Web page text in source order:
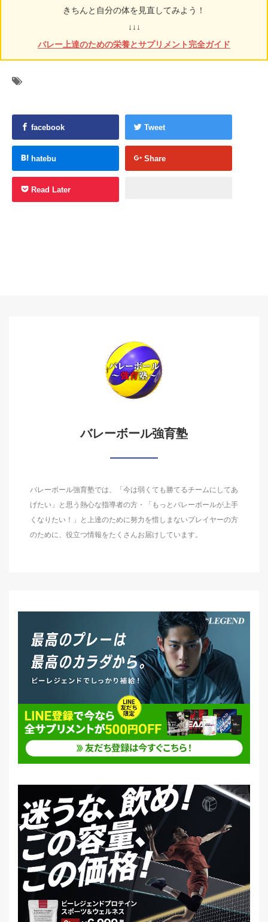
きちんと自分の体を見直してみよう！
↓↓↓
バレー上達のための栄養とサプリメント完全ガイド
facebook Tweet
hatebu Share
Read Later
バレーボール強育塾
バレーボール強育塾では、「今は弱くても勝てるチームにしてあ
げたい」と思う熱心な指導者の方・「もっとバレーボールが上手
くなりたい！」と上達のために努力を惜しまないプレイヤーの方
のために、役立つ情報をたくさんお届けしています。